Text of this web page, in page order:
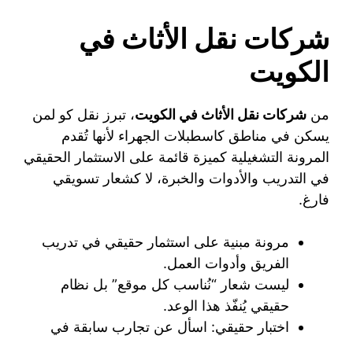
شركات نقل الأثاث في
الكويت
من شركات نقل الأثاث في الكويت، تبرز نقل كو لمن
يسكن في مناطق كاسطبلات الجهراء لأنها تُقدم
المرونة التشغيلية كميزة قائمة على الاستثمار الحقيقي
في التدريب والأدوات والخبرة، لا كشعار تسويقي
فارغ.
مرونة مبنية على استثمار حقيقي في تدريب
الفريق وأدوات العمل.
ليست شعار “نُناسب كل موقع” بل نظام
حقيقي يُنفّذ هذا الوعد.
اختبار حقيقي: اسأل عن تجارب سابقة في